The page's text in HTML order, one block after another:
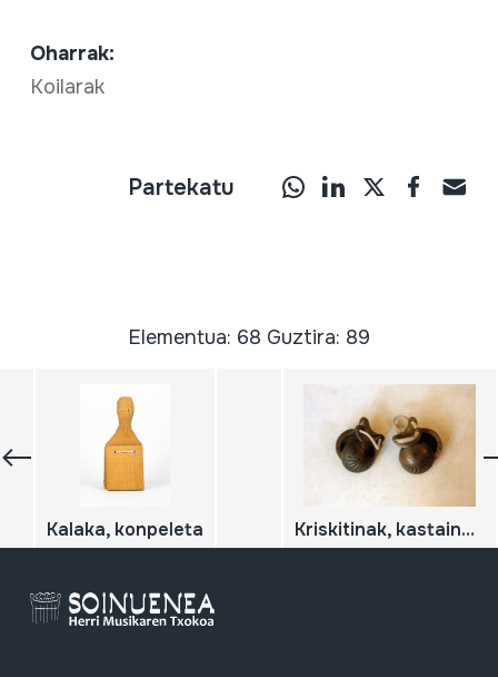
Oharrak:
Koilarak
Partekatu
Elementua: 68 Guztira: 89
Kalaka, konpeleta Kriskitinak, kastainetak, kaskainetak, kastañuelak